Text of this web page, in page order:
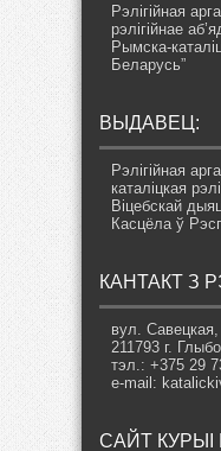
Рэлігійная
рэлігійнае
Рымска-
Беларусь”
ВЫДАВЕЦ:
Рэлігійная
каталіцкая
Віцебскай
Касцёла ў
КАНТАКТ З
вул. Савецкая,
211793 г.
тэл.: +375 29
e-mail:
САЙТ КУРЫІ